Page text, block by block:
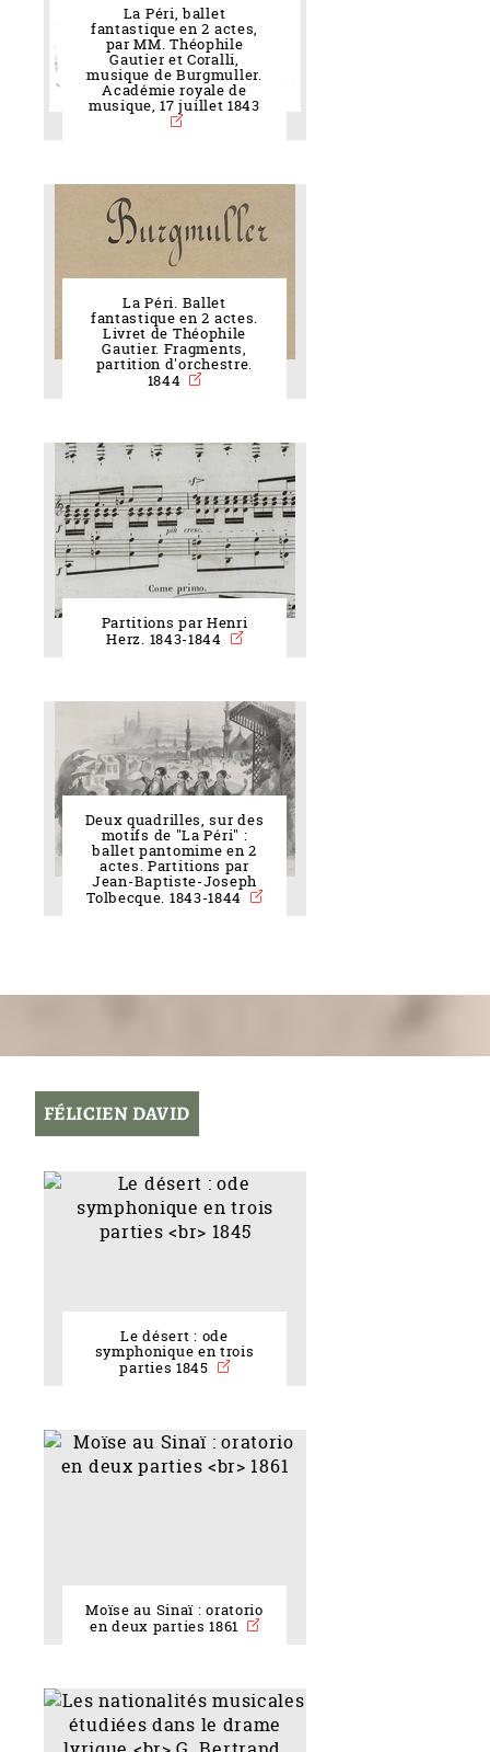
La Péri, ballet
fantastique en 2 actes,
par MM. Théophile
Gautier et Coralli,
musique de Burgmuller.
Académie royale de
musique, 17 juillet 1843
La Péri. Ballet
fantastique en 2 actes.
Livret de Théophile
Gautier. Fragments,
partition d'orchestre.
1844
Partitions par Henri
Herz. 1843-1844
Deux quadrilles, sur des
motifs de "La Péri" :
ballet pantomime en 2
actes. Partitions par
Jean-Baptiste-Joseph
Tolbecque. 1843-1844
FÉLICIEN DAVID
Le désert : ode
symphonique en trois
parties 1845
Moïse au Sinaï : oratorio
en deux parties 1861